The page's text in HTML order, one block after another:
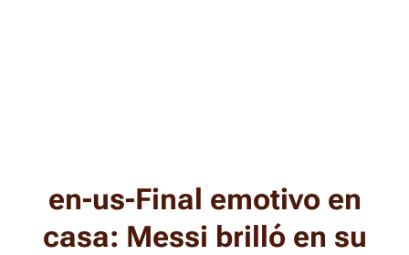
en-us-Final emotivo en
casa: Messi brilló en su